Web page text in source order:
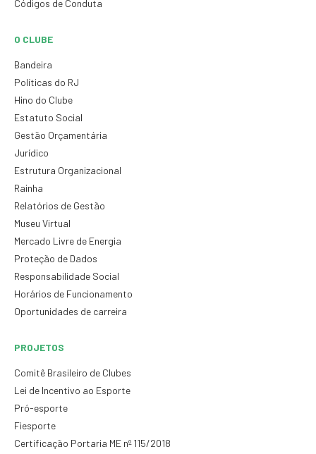
Códigos de Conduta
O CLUBE
Bandeira
Políticas do RJ
Hino do Clube
Estatuto Social
Gestão Orçamentária
Jurídico
Estrutura Organizacional
Rainha
Relatórios de Gestão
Museu Virtual
Mercado Livre de Energia
Proteção de Dados
Responsabilidade Social
Horários de Funcionamento
Oportunidades de carreira
PROJETOS
Comitê Brasileiro de Clubes
Lei de Incentivo ao Esporte
Pró-esporte
Fiesporte
Certificação Portaria ME nº 115/2018